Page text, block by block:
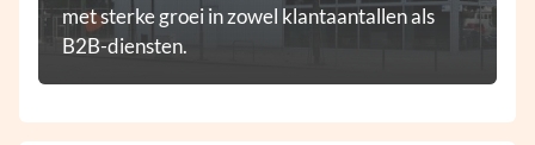
met sterke groei in zowel klantaantallen als
B2B-diensten.